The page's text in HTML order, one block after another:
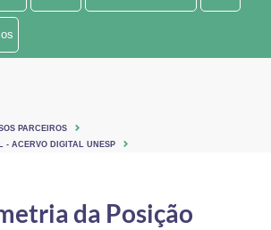
PARCEIROS
- ACERVO DIGITAL UNESP
da Posição